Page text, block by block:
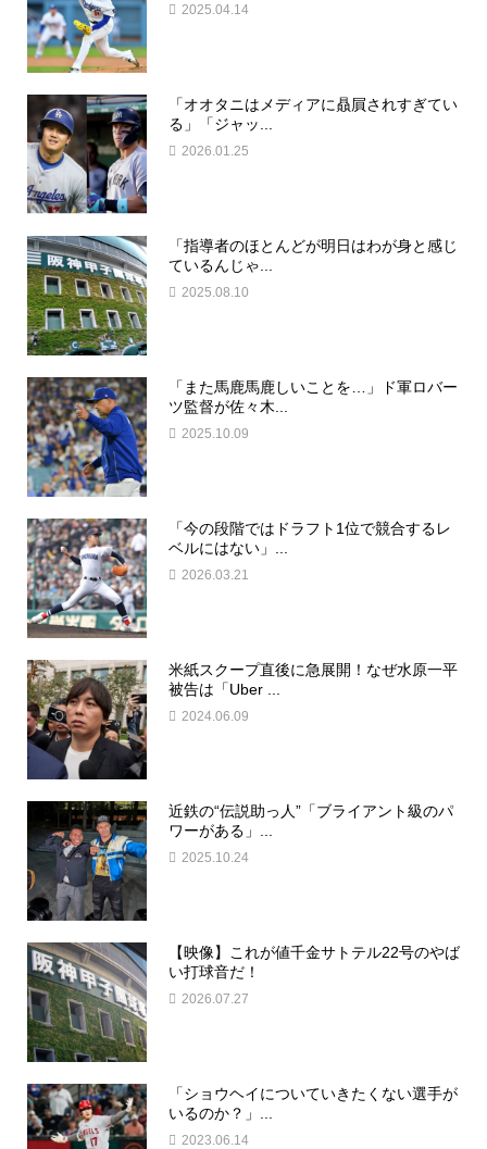
2025.04.14
「オオタニはメディアに贔屓されすぎてい
る」「ジャッ...
2026.01.25
「指導者のほとんどが明日はわが身と感じ
ているんじゃ...
2025.08.10
「また馬鹿馬鹿しいことを…」ド軍ロバー
ツ監督が佐々木...
2025.10.09
「今の段階ではドラフト1位で競合するレ
ベルにはない」...
2026.03.21
米紙スクープ直後に急展開！なぜ水原一平
被告は「Uber ...
2024.06.09
近鉄の“伝説助っ人”「ブライアント級のパ
ワーがある」...
2025.10.24
【映像】これが値千金サトテル22号のやば
い打球音だ！
2026.07.27
「ショウヘイについていきたくない選手が
いるのか？」...
2023.06.14